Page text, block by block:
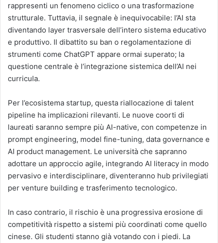
rappresenti un fenomeno ciclico o una trasformazione
strutturale. Tuttavia, il segnale è inequivocabile: l’AI sta
diventando layer trasversale dell’intero sistema educativo
e produttivo. Il dibattito su ban o regolamentazione di
strumenti come ChatGPT appare ormai superato; la
questione centrale è l’integrazione sistemica dell’AI nei
curricula.
Per l’ecosistema startup, questa riallocazione di talent
pipeline ha implicazioni rilevanti. Le nuove coorti di
laureati saranno sempre più AI-native, con competenze in
prompt engineering, model fine-tuning, data governance e
AI product management. Le università che sapranno
adottare un approccio agile, integrando AI literacy in modo
pervasivo e interdisciplinare, diventeranno hub privilegiati
per venture building e trasferimento tecnologico.
In caso contrario, il rischio è una progressiva erosione di
competitività rispetto a sistemi più coordinati come quello
cinese. Gli studenti stanno già votando con i piedi. La